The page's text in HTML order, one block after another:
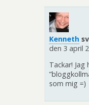
Kenneth
den 3 april
Tackar!
som mig =)